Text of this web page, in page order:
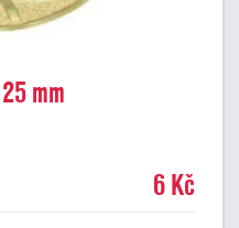
mm
6 Kč